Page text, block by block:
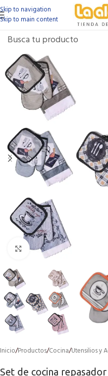
Skip to navigation
Skip to main content
Click to enlarge
Inicio/Productos/Cocina/Utensilios y
Set de cocina